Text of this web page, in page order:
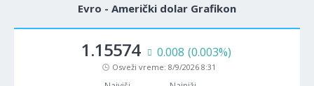
Evro - Američki dolar Grafikon
1.15574 0.008 (0.003%)
Osveži vreme: 8/9/2026 8:31